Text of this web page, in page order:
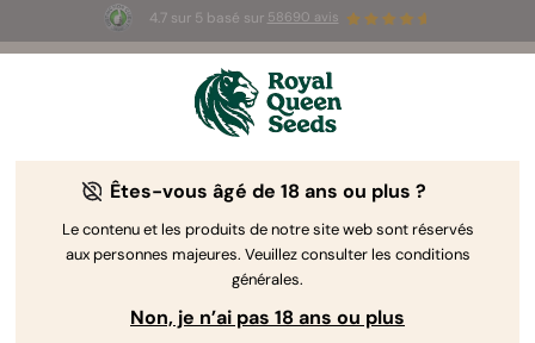
4.7 sur 5 basé sur 58690 avis
3 graines White Widow AutoGRATUITES pour les
Féminisées F1 hybrides
Notre minutieuse sélection de graines de cannabis
Êtes-vous âgé de 18 ans ou plus ?
Le contenu et les produits de notre site web sont réservés
aux personnes majeures. Veuillez consulter les conditions
générales.
Non, je n’ai pas 18 ans ou plus